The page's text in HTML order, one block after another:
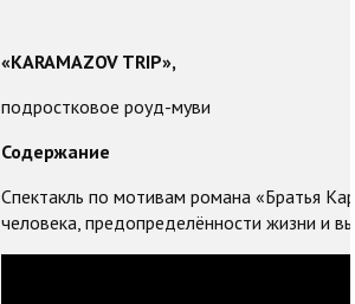
«KARAMAZOV TRIP»,
подростковое роуд-муви
Содержание
Спектакль по мотивам романа «Братья
человека, предопределённости жизни и